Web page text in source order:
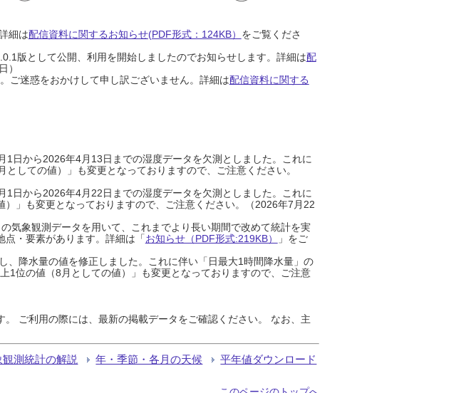
細は配信資料に関するお知らせ(PDF形式：124KB） をご覧くださ
版として公開、利用を開始しましたのでお知らせします。詳細は配
）
ご迷惑をおかけして申し訳ございません。詳細は配信資料に関する
日から2026年4月13日までの湿度データを欠測としました。これに
しての値）」も変更となっておりますので、ご注意ください。
日から2026年4月22日までの湿度データを欠測としました。これに
」も変更となっておりますので、ご注意ください。（2026年7月22
気象観測データを用いて、これまでより長い期間で改めて統計を実
・要素があります。詳細は「お知らせ（PDF形式:219KB）
」をご
降水量の値を修正しました。これに伴い「日最大1時間降水量」の
1位の値（8月としての値）」も変更となっておりますので、ご注意
ご利用の際には、最新の掲載データをご確認ください。 なお、主
観測統計の解説 年・季節・各月の天候 平年値ダウンロード